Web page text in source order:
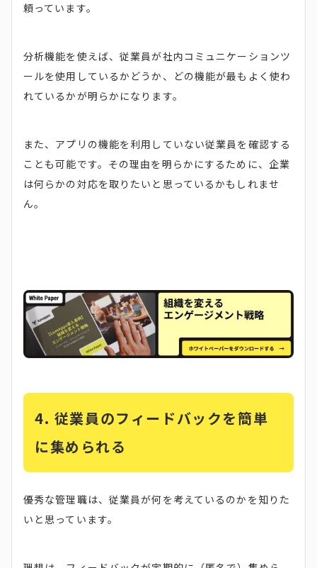
頼っています。
分析機能を使えば、従業員が社内コミュニケーションツ
ールを使用しているかどうか、どの機能が最もよく使わ
れているかが明らかになります。
また、アプリの機能を利用していない従業員を確認する
ことも可能です。その理由を明らかにするために、企業
は何らかの対応を取りたいと思っているかもしれませ
ん。
4. 従業員のフィードバックを簡単
に集められる
優秀な管理職は、従業員が何を考えているのかを知りた
いと思っています。